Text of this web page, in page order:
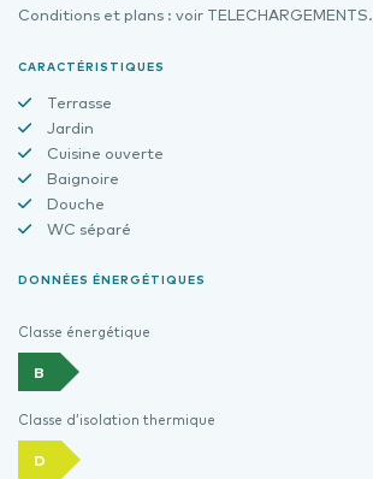
Conditions et plans : voir TELECHARGEMENTS.
CARACTÉRISTIQUES
Terrasse
Jardin
Cuisine ouverte
Baignoire
Douche
WC séparé
DONNÉES ÉNERGÉTIQUES
Classe énergétique
B
Classe d’isolation thermique
D